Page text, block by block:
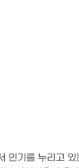
인기를 누리고